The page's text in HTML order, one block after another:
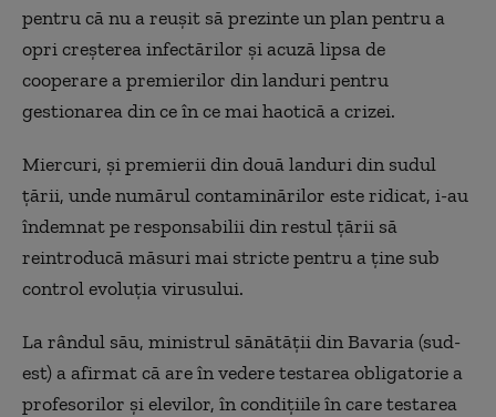
pentru că nu a reuşit să prezinte un plan pentru a
opri creşterea infectărilor şi acuză lipsa de
cooperare a premierilor din landuri pentru
gestionarea din ce în ce mai haotică a crizei.
Miercuri, şi premierii din două landuri din sudul
ţării, unde numărul contaminărilor este ridicat, i-au
îndemnat pe responsabilii din restul ţării să
reintroducă măsuri mai stricte pentru a ţine sub
control evoluţia virusului.
La rândul său, ministrul sănătăţii din Bavaria (sud-
est) a afirmat că are în vedere testarea obligatorie a
profesorilor şi elevilor, în condiţiile în care testarea